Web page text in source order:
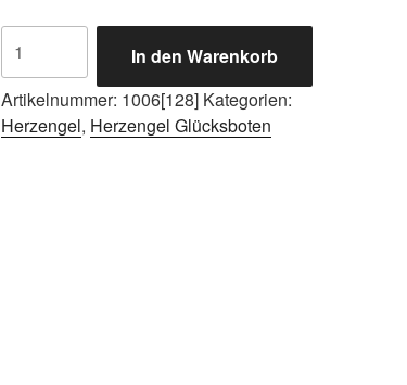
Herzengel
Glücksbote
Harmonie
Menge
In den Warenkorb
Artikelnummer: 1006[128] Kategorien:
Herzengel, Herzengel Glücksboten